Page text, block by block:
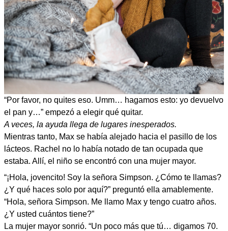
“Por favor, no quites eso. Umm… hagamos esto: yo devuelvo
el pan y…” empezó a elegir qué quitar.
A veces, la ayuda llega de lugares inesperados.
Mientras tanto, Max se había alejado hacia el pasillo de los
lácteos. Rachel no lo había notado de tan ocupada que
estaba. Allí, el niño se encontró con una mujer mayor.
“¡Hola, jovencito! Soy la señora Simpson. ¿Cómo te llamas?
¿Y qué haces solo por aquí?” preguntó ella amablemente.
“Hola, señora Simpson. Me llamo Max y tengo cuatro años.
¿Y usted cuántos tiene?”
La mujer mayor sonrió. “Un poco más que tú… digamos 70.